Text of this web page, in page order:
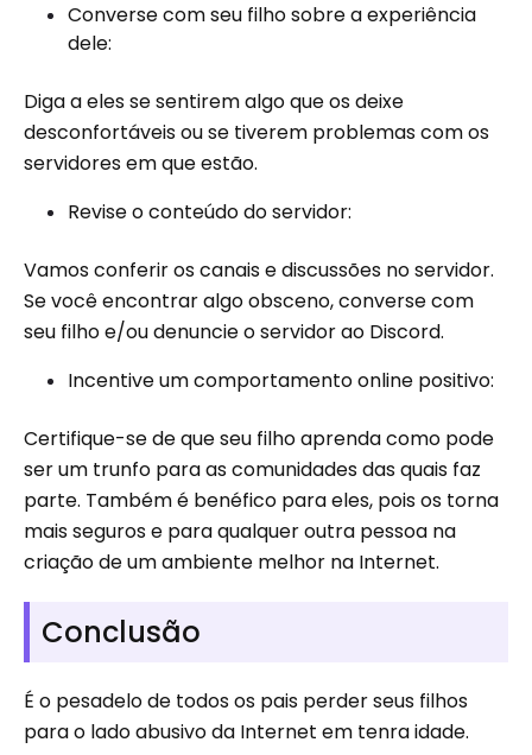
Converse com seu filho sobre a experiência
dele:
Diga a eles se sentirem algo que os deixe
desconfortáveis ​​ou se tiverem problemas com os
servidores em que estão.
Revise o conteúdo do servidor:
Vamos conferir os canais e discussões no servidor.
Se você encontrar algo obsceno, converse com
seu filho e/ou denuncie o servidor ao Discord.
Incentive um comportamento online positivo:
Certifique-se de que seu filho aprenda como pode
ser um trunfo para as comunidades das quais faz
parte. Também é benéfico para eles, pois os torna
mais seguros e para qualquer outra pessoa na
criação de um ambiente melhor na Internet.
Conclusão
É o pesadelo de todos os pais perder seus filhos
para o lado abusivo da Internet em tenra idade.